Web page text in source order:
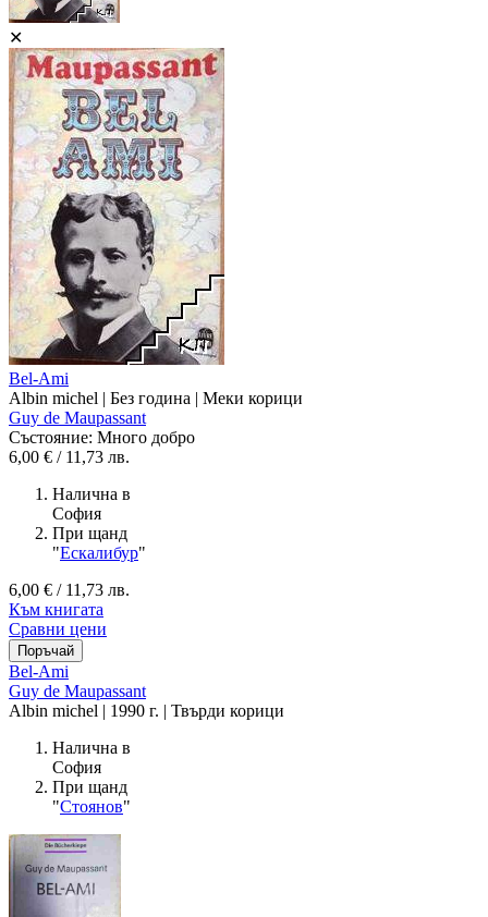
✕
Bel-Ami
Albin michel | Без година | Меки корици
Guy de Maupassant
Състояние: Много добро
6,00 € / 11,73 лв.
Налична в
София
При щанд
"Ескалибур"
6,00 € / 11,73 лв.
Към книгата
Сравни цени
Bel-Ami
Guy de Maupassant
Albin michel | 1990 г. | Твърди корици
Налична в
София
При щанд
"Стоянов"